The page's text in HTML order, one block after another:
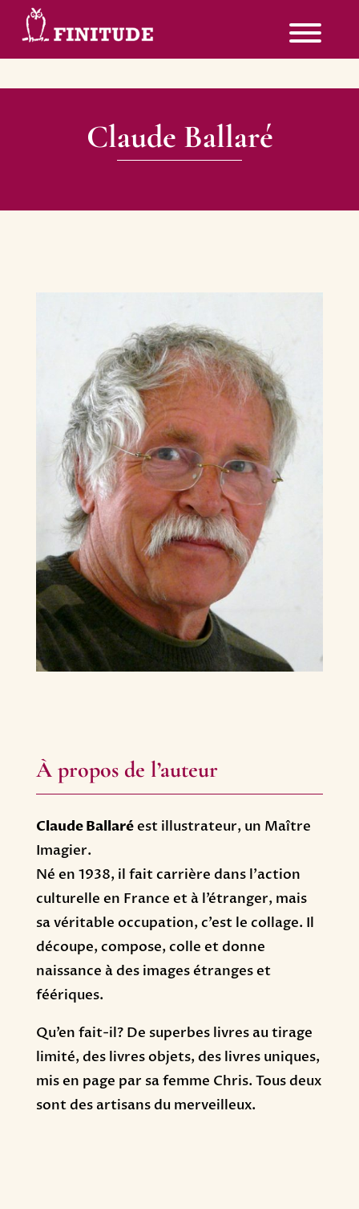
Claude Ballaré
À propos de l’auteur
Claude Ballaréest illustrateur, un Maître
Imagier.
Né en 1938, il fait carrière dans l’action
culturelle en France et à l’étranger, mais
sa véritable occupation, c’est le collage. Il
découpe, compose, colle et donne
naissance à des images étranges et
féériques.
Qu’en fait-il? De superbes livres au tirage
limité, des livres objets, des livres uniques,
mis en page par sa femme Chris. Tous deux
sont des artisans du merveilleux.